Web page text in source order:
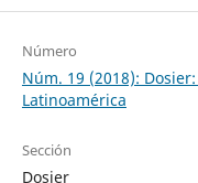
Número
Núm. 19 (2018):
Latinoamérica
Sección
Dosier